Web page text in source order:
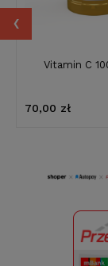
Vitamin C
70,00 zł
‹